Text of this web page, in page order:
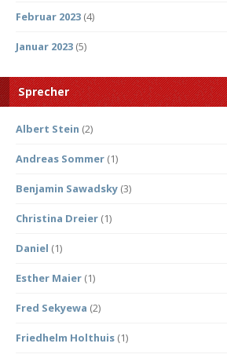
Februar 2023 (4)
Januar 2023 (5)
Sprecher
Albert Stein (2)
Andreas Sommer (1)
Benjamin Sawadsky (3)
Christina Dreier (1)
Daniel (1)
Esther Maier (1)
Fred Sekyewa (2)
Friedhelm Holthuis (1)